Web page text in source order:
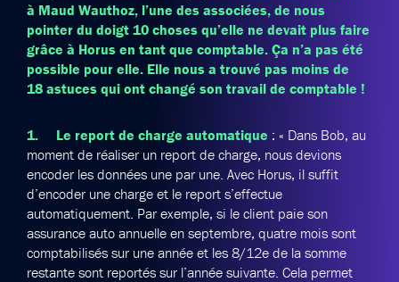
à Maud Wauthoz, l’une des associées, de nous
pointer du doigt 10 choses qu’elle ne devait plus faire
grâce à Horus en tant que comptable. Ça n’a pas été
possible pour elle. Elle nous a trouvé pas moins de
18 astuces qui ont changé son travail de comptable !
1. Le report de charge automatique : « Dans Bob, au
moment de réaliser un report de charge, nous devions
encoder les données une par une. Avec Horus, il suffit
d’encoder une charge et le report s’effectue
automatiquement. Par exemple, si le client paie son
assurance auto annuelle en septembre, quatre mois sont
comptabilisés sur une année et les 8/12e de la somme
restante sont reportés sur l’année suivante. Cela permet